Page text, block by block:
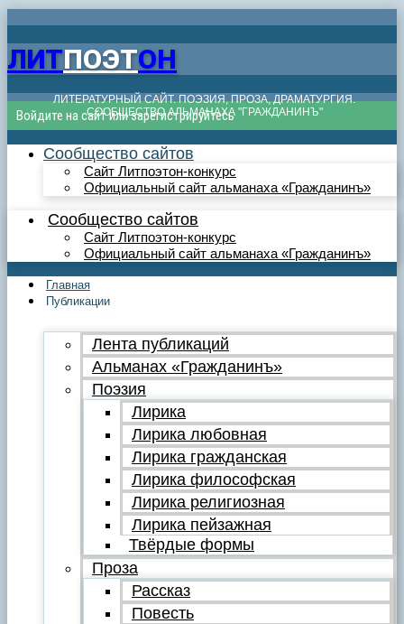
ЛИТПОЭТОН
ЛИТЕРАТУРНЫЙ САЙТ. ПОЭЗИЯ, ПРОЗА, ДРАМАТУРГИЯ.
СООБЩЕСТВО АЛЬМАНАХА "ГРАЖДАНИНЪ"
Войдите на сайт или зарегистрируйтесь
Сообщество сайтов
Сайт Литпоэтон-конкурс
Официальный сайт альманаха «Гражданинъ»
Сообщество сайтов
Сайт Литпоэтон-конкурс
Официальный сайт альманаха «Гражданинъ»
Главная
Публикации
Лента публикаций
Альманах «Гражданинъ»
Поэзия
Лирика
Лирика любовная
Лирика гражданская
Лирика философская
Лирика религиозная
Лирика пейзажная
Твёрдые формы
Проза
Рассказ
Повесть